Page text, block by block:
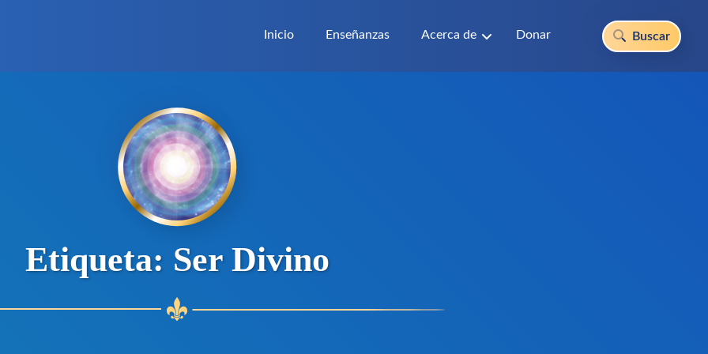
Inicio Enseñanzas Acerca de Donar Buscar
Etiqueta: Ser Divino